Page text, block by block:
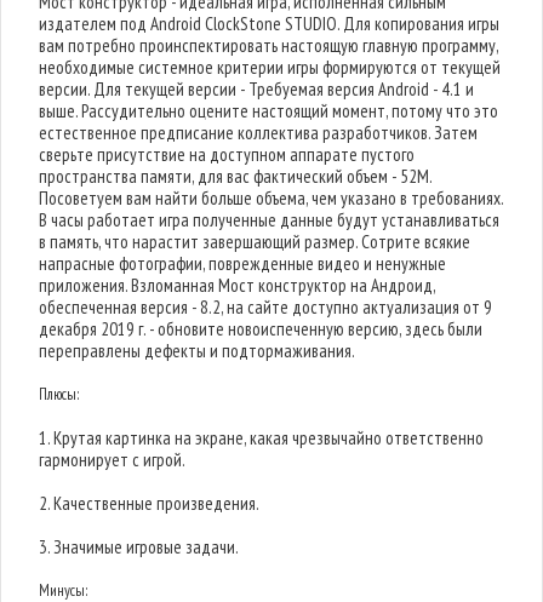
издателем под Android ClockStone STUDIO. Для копирования игры
вам потребно проинспектировать настоящую главную программу,
необходимые системное критерии игры формируются от текущей
версии. Для текущей версии - Требуемая версия Android - 4.1 и
выше. Рассудительно оцените настоящий момент, потому что это
естественное предписание коллектива разработчиков. Затем
сверьте присутствие на доступном аппарате пустого
пространства памяти, для вас фактический объем - 52M.
Посоветуем вам найти больше объема, чем указано в требованиях.
В часы работает игра полученные данные будут устанавливаться
в память, что нарастит завершающий размер. Сотрите всякие
напрасные фотографии, поврежденные видео и ненужные
приложения. Взломанная Мост конструктор на Андроид,
обеспеченная версия - 8.2, на сайте доступно актуализация от 9
декабря 2019 г. - обновите новоиспеченную версию, здесь были
переправлены дефекты и подтормаживания.
Плюсы:
1. Крутая картинка на экране, какая чрезвычайно ответственно
гармонирует с игрой.
2. Качественные произведения.
3. Значимые игровые задачи.
Минусы: